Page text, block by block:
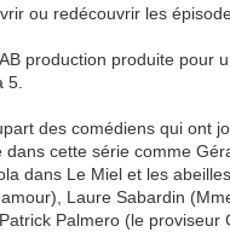
ou redécouvrir les
production produite pour
5.
des comédiens qui ont
cette série comme
dans Le Miel et les
Laure Sabardin
Palmero (le proviseur